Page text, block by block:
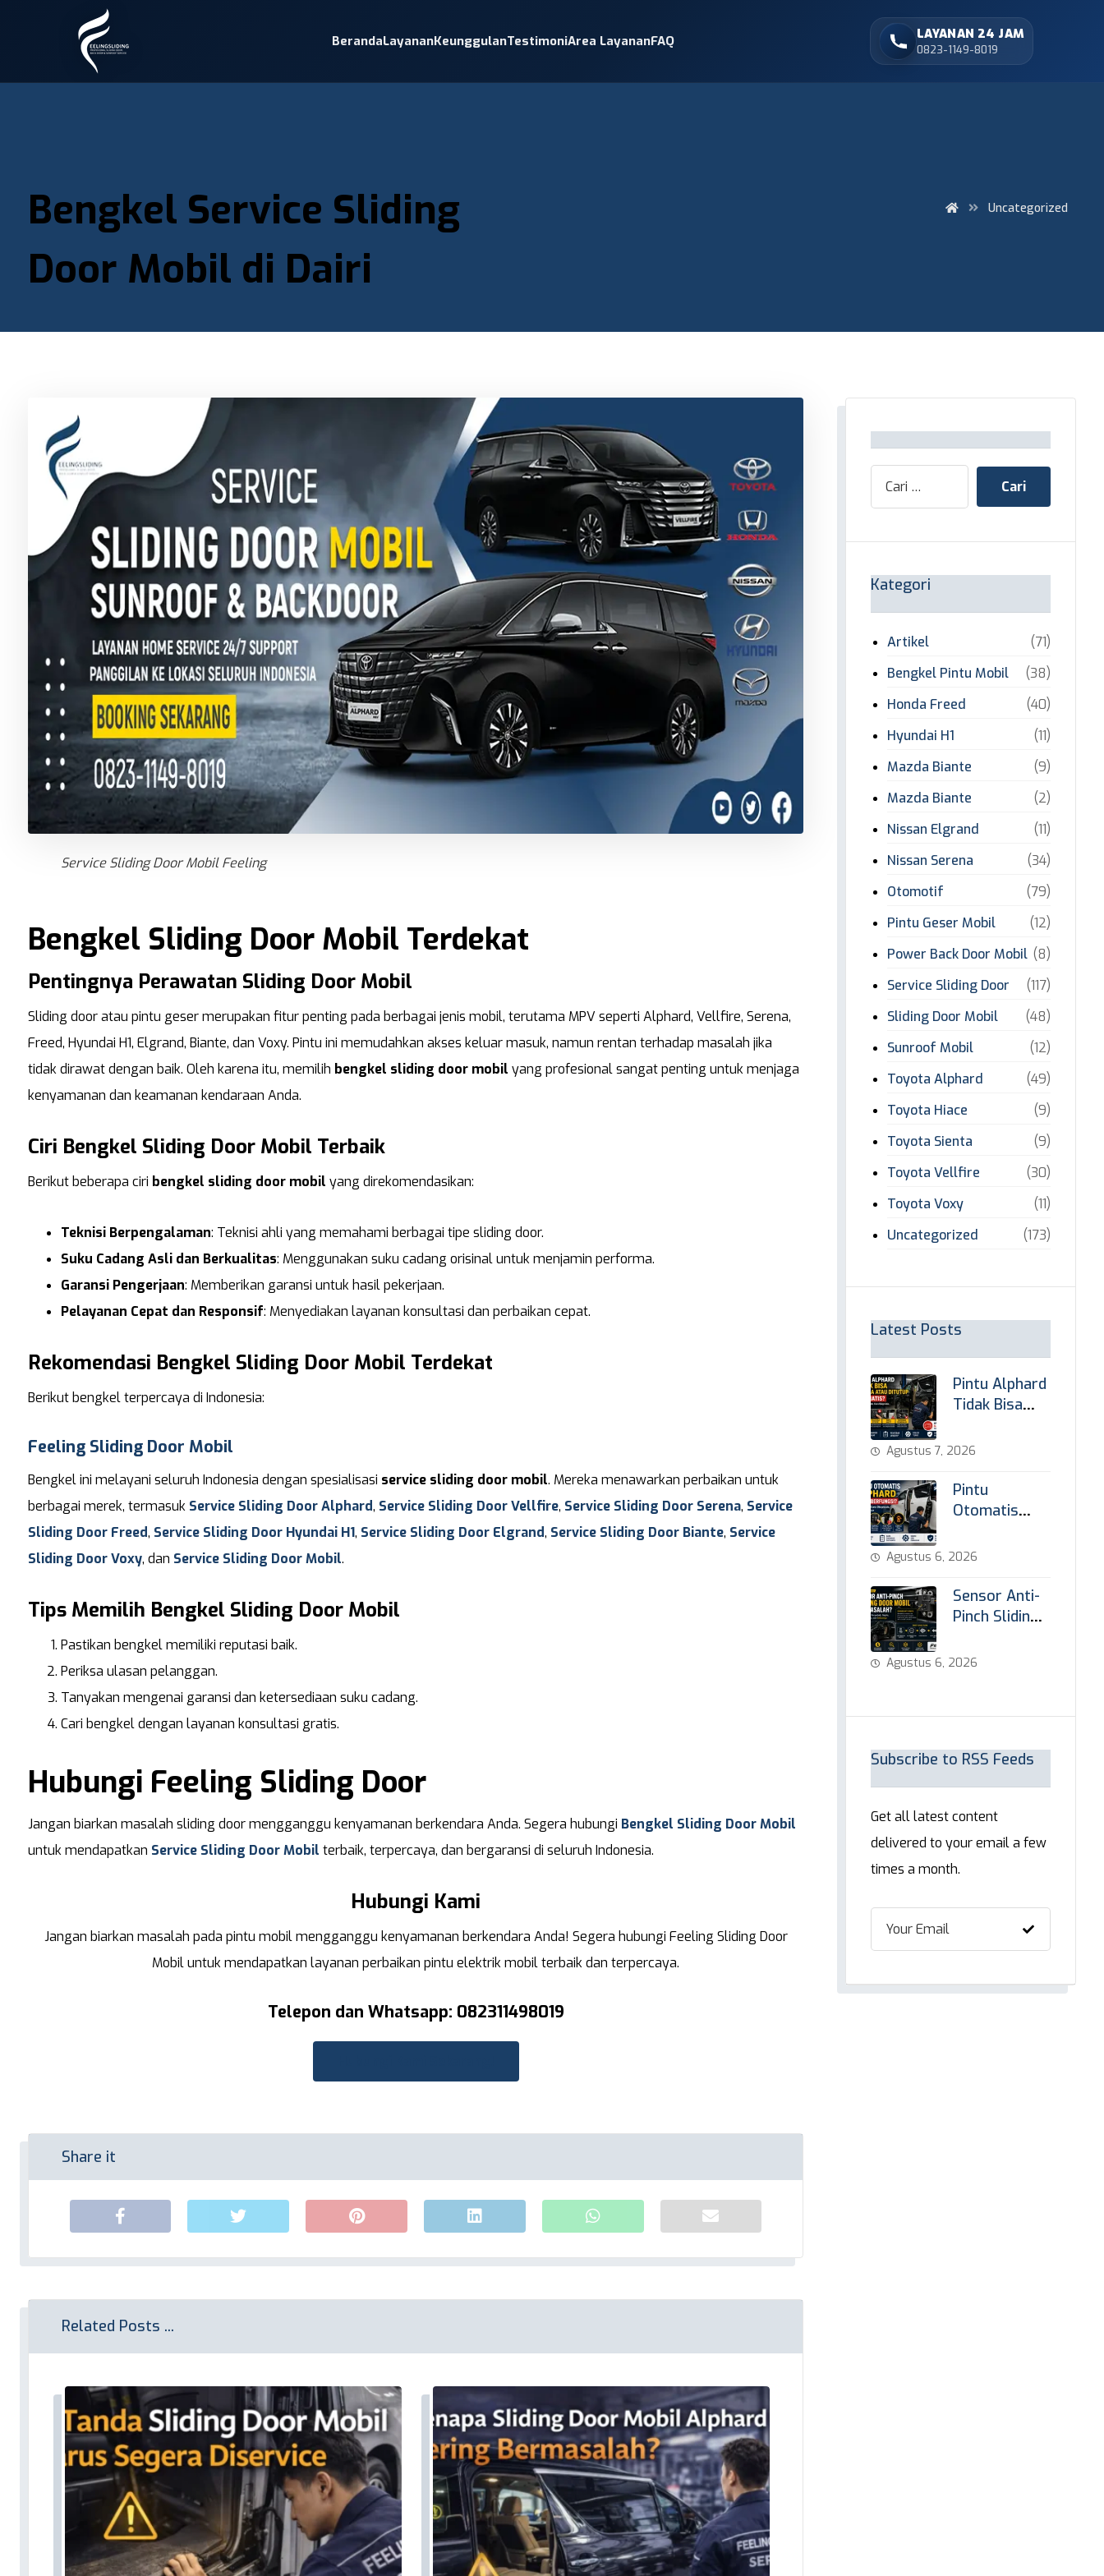
BerandaLayananKeunggulanTestimoniArea LayananFAQ LAYANAN 24 JAM
0823-1149-8019
Bengkel Service Sliding
Door Mobil di Dairi
Uncategorized
Service Sliding Door Mobil Feeling
Bengkel Sliding Door Mobil Terdekat
Pentingnya Perawatan Sliding Door Mobil
Sliding door atau pintu geser merupakan fitur penting pada berbagai jenis mobil, terutama MPV seperti Alphard, Vellfire, Serena,
Freed, Hyundai H1, Elgrand, Biante, dan Voxy. Pintu ini memudahkan akses keluar masuk, namun rentan terhadap masalah jika
tidak dirawat dengan baik. Oleh karena itu, memilih bengkel sliding door mobil yang profesional sangat penting untuk menjaga
kenyamanan dan keamanan kendaraan Anda.
Ciri Bengkel Sliding Door Mobil Terbaik
Berikut beberapa ciri bengkel sliding door mobil yang direkomendasikan:
Teknisi Berpengalaman: Teknisi ahli yang memahami berbagai tipe sliding door.
Suku Cadang Asli dan Berkualitas: Menggunakan suku cadang orisinal untuk menjamin performa.
Garansi Pengerjaan: Memberikan garansi untuk hasil pekerjaan.
Pelayanan Cepat dan Responsif: Menyediakan layanan konsultasi dan perbaikan cepat.
Rekomendasi Bengkel Sliding Door Mobil Terdekat
Berikut bengkel terpercaya di Indonesia:
Feeling Sliding Door Mobil
Bengkel ini melayani seluruh Indonesia dengan spesialisasi service sliding door mobil. Mereka menawarkan perbaikan untuk
berbagai merek, termasuk Service Sliding Door Alphard, Service Sliding Door Vellfire, Service Sliding Door Serena, Service
Sliding Door Freed, Service Sliding Door Hyundai H1, Service Sliding Door Elgrand, Service Sliding Door Biante, Service
Sliding Door Voxy, dan Service Sliding Door Mobil.
Tips Memilih Bengkel Sliding Door Mobil
Pastikan bengkel memiliki reputasi baik.
Periksa ulasan pelanggan.
Tanyakan mengenai garansi dan ketersediaan suku cadang.
Cari bengkel dengan layanan konsultasi gratis.
Hubungi Feeling Sliding Door
Jangan biarkan masalah sliding door mengganggu kenyamanan berkendara Anda. Segera hubungi Bengkel Sliding Door Mobil
untuk mendapatkan Service Sliding Door Mobil terbaik, terpercaya, dan bergaransi di seluruh Indonesia.
Hubungi Kami
Jangan biarkan masalah pada pintu mobil mengganggu kenyamanan berkendara Anda! Segera hubungi Feeling Sliding Door
Mobil untuk mendapatkan layanan perbaikan pintu elektrik mobil terbaik dan terpercaya.
Telepon dan Whatsapp: 082311498019
Related Posts ...
Kategori
Artikel
(71)
Bengkel Pintu Mobil
(38)
Honda Freed
(40)
Hyundai H1
(11)
Mazda Biante
(9)
Mazda Biante
(2)
Nissan Elgrand
(11)
Nissan Serena
(34)
Otomotif
(79)
Pintu Geser Mobil
(12)
Power Back Door Mobil (8)
Service Sliding Door
(117)
Sliding Door Mobil
(48)
Sunroof Mobil
(12)
Toyota Alphard
(49)
Toyota Hiace
(9)
Toyota Sienta
(9)
Toyota Vellfire
(30)
Toyota Voxy
(11)
Uncategorized
(173)
Latest Posts
Pintu Alphard
Tidak Bisa
Ditutup?
Solusinya
Agustus 7, 2026
Pintu
Otomatis
Berfungsi
Agustus 6, 2026
Sensor Anti-
Pinch Sliding
Bermasalah
Agustus 6, 2026
Subscribe to RSS Feeds
Get all latest content
delivered to your email a few
times a month.